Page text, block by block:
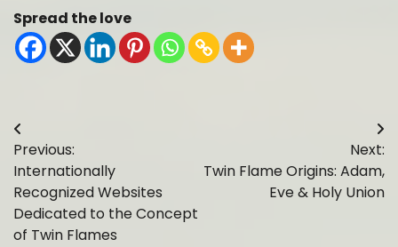
Spread the love
Post
navigation
Previous:
Internationally
Recognized Websites
Dedicated to the Concept
of Twin Flames
Next:
Twin Flame Origins: Adam,
Eve & Holy Union